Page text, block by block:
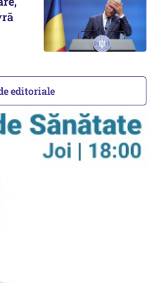
editoriale